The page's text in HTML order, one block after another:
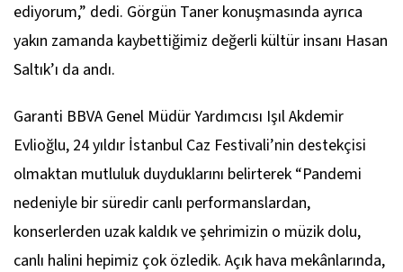
ediyorum,” dedi. Görgün Taner konuşmasında ayrıca
yakın zamanda kaybettiğimiz değerli kültür insanı Hasan
Saltık’ı da andı.
Garanti BBVA Genel Müdür Yardımcısı Işıl Akdemir
Evlioğlu, 24 yıldır İstanbul Caz Festivali’nin destekçisi
olmaktan mutluluk duyduklarını belirterek “Pandemi
nedeniyle bir süredir canlı performanslardan,
konserlerden uzak kaldık ve şehrimizin o müzik dolu,
canlı halini hepimiz çok özledik. Açık hava mekânlarında,